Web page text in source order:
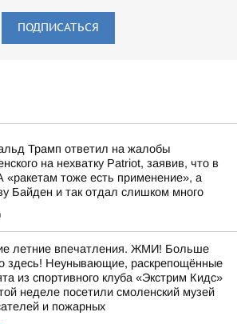
ПОДПИСАТЬСЯ
Трамп ответил на жалобы
на нехватку Patriot, заявив, что в
тоже есть применение», а
Байден и так отдал слишком много
летние впечатления. ЖМИ! Больше
здесь! Неунывающие, раскрепощённые
из спортивного клуба «Экстрим Кидс»
неделе посетили смоленский музей
и пожарных